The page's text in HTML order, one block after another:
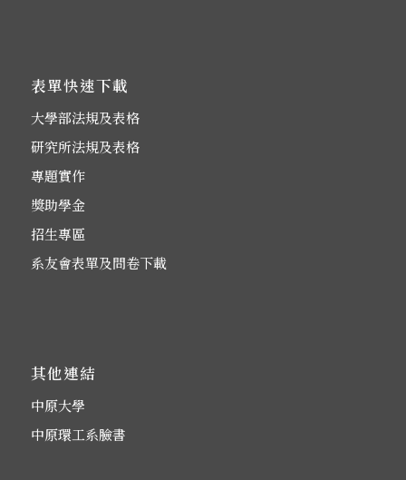
表單快速下載
大學部法規及表格
研究所法規及表格
專題實作
獎助學金
招生專區
系友會表單及問卷下載
其他連結
中原大學
中原環工系臉書